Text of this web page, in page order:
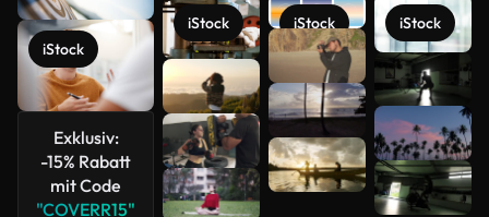
iStock
Exklusiv:
-15% Rabatt
mit Code
"COVERR15"
iStock iStock iStock
Mehr
anzeigen